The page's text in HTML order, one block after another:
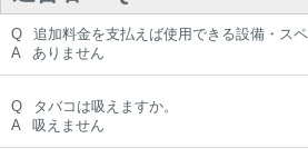
Q
追加料金を支払えば使用できる設備・スペ
A
ありません
Q
タバコは吸えますか。
A
吸えません